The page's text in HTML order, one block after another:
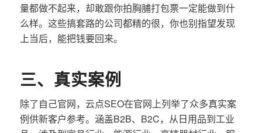
量都做不起来，却敢跟你拍胸脯打包票一定能做到什
么样。这些搞套路的公司都精的很，你也别指望发现
上当后，能把钱要回来。
三、真实案例
除了自己官网，云点SEO在官网上列举了众多真实案
例供新客户参考。涵盖B2B、B2C，从日用品到工业